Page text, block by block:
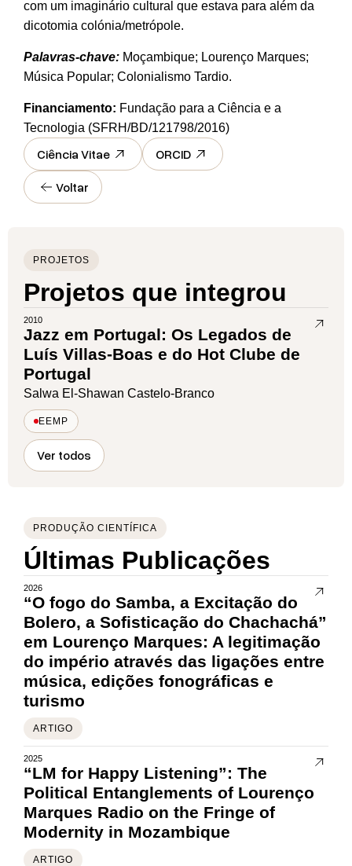
Voltar
com um imaginário cultural que estava para além da
dicotomia colónia/metrópole.
Palavras-chave: Moçambique; Lourenço Marques;
Música Popular; Colonialismo Tardio.
Financiamento: Fundação para a Ciência e a
Tecnologia (SFRH/BD/121798/2016)
Ciência Vitae ORCID
PROJETOS
Projetos que integrou
2010
Jazz em Portugal: Os Legados de
Luís Villas-Boas e do Hot Clube de
Portugal
Salwa El-Shawan Castelo-Branco
EEMP
Ver todos
PRODUÇÃO CIENTÍFICA
Últimas Publicações
2026
“O fogo do Samba, a Excitação do
Bolero, a Sofisticação do Chachachá”
em Lourenço Marques: A legitimação
do império através das ligações entre
música, edições fonográficas e
turismo
ARTIGO
2025
“LM for Happy Listening”: The
Political Entanglements of Lourenço
Marques Radio on the Fringe of
Modernity in Mozambique
ARTIGO